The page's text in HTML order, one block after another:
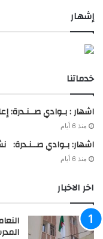
إشهار
خدماتنا
اشهار : بـوادي صــنـدرة:
منذ 6 أيام
اشهار: بـوادي
منذ 6 أيام
اخر الاخبار